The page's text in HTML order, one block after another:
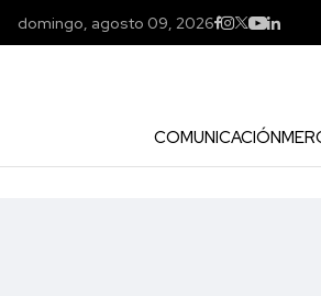
domingo, agosto 09, 2026
COMUNICACIÓN